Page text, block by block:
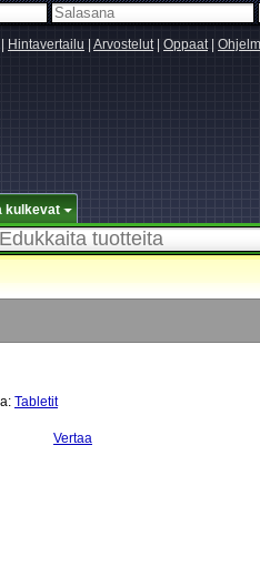
Hintavertailu Arvostelut| Oppaat|
kulkevat
Tabletit
Vertaa